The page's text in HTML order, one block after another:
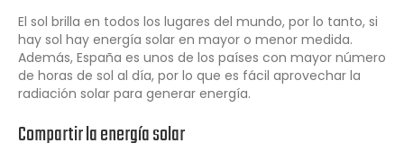
El sol brilla en todos los lugares del mundo, por lo tanto, si
hay sol hay energía solar en mayor o menor medida.
Además, España es unos de los países con mayor número
de horas de sol al día, por lo que es fácil aprovechar la
radiación solar para generar energía.
Compartir la energía solar